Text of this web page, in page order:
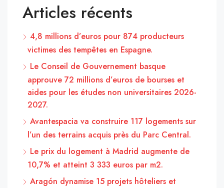
Articles récents
4,8 millions d’euros pour 874 producteurs
victimes des tempêtes en Espagne.
Le Conseil de Gouvernement basque
approuve 72 millions d’euros de bourses et
aides pour les études non universitaires 2026-
2027.
Avantespacia va construire 117 logements sur
l’un des terrains acquis près du Parc Central.
Le prix du logement à Madrid augmente de
10,7% et atteint 3 333 euros par m2.
Aragón dynamise 15 projets hôteliers et